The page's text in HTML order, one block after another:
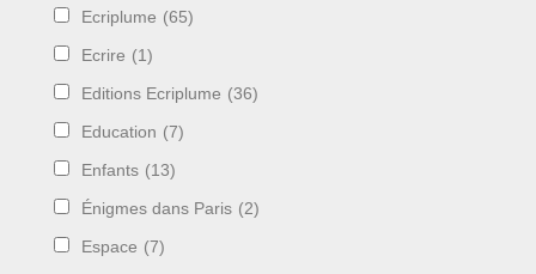
Ecriplume (65)
Ecrire (1)
Editions Ecriplume (36)
Education (7)
Enfants (13)
Énigmes dans Paris (2)
Espace (7)